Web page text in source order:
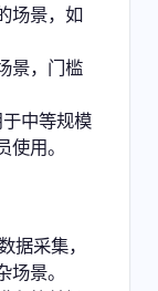
场景，如
景，门槛
中等规模
用。
据采集，
景。